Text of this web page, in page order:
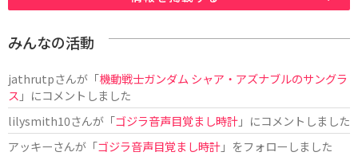
みんなの活動
jathrutpさんが「機動戦士ガンダム シャア・アズナブルのサングラ
ス 」にコメントしました
lilysmith10さんが「ゴジラ音声目覚まし時計」にコメントしました
アッキーさんが「ゴジラ音声目覚まし時計」をフォローしました